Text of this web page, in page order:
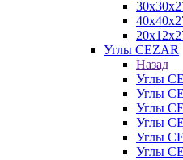
Углы CEZAR
Назад
Углы
Углы
Углы
Углы
Углы
Углы